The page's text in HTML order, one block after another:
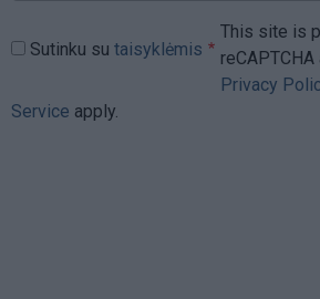
Sutinku su taisyklėmis
This site is
Privacy
Service apply.